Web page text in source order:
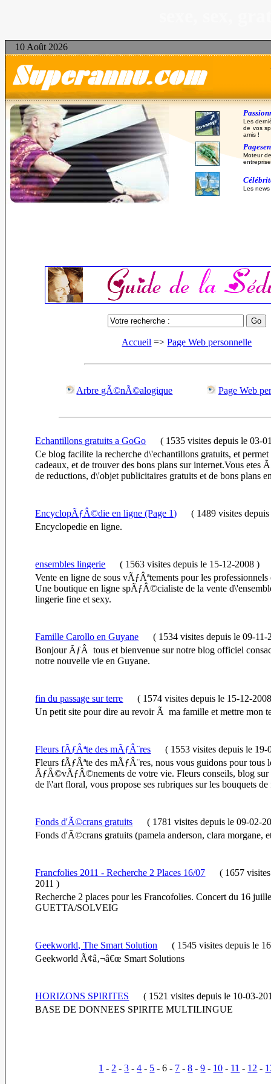
10 Août 2026
Les
de vos
amis !
Moteur
Les
Accueil =>Page Web personnelle
Arbre gÃ©nÃ©alogique Page Web
Echantillons gratuits a GoGo ( 1535 visitesdepuis le 03-
Ce blog facilite la recherche d\'echantillons gratuits, et permet
cadeaux, et de trouver des bons plans sur internet.Vous
de reductions, d\'objet publicitaires gratuits et de bons plans
EncyclopÃƒÂ©die en ligne (Page 1) ( 1489 visites
Encyclopedie en ligne.
ensembles lingerie ( 1563 visitesdepuis le 15-12-2008 )
Vente en ligne de sous vÃƒÂªtements pour les
Une boutique en ligne spÃƒÂ©cialiste de la vente
lingerie fine et sexy.
Famille Carollo en Guyane ( 1534 visitesdepuis le 09-11-
Bonjour ÃƒÂ tous et bienvenue sur notre blog officiel
notre nouvelle vie en Guyane.
fin du passage sur terre ( 1574 visitesdepuis le 15-12-
Un petit site pour dire au revoir Ã ma famille et mettre mon
Fleurs fÃƒÂªte des mÃƒÂ¨res ( 1553 visitesdepuis le 19-
Fleurs fÃƒÂªte des mÃƒÂ¨res, nous vous guidons pour tous
ÃƒÂ©vÃƒÂ©nements de votre vie. Fleurs conseils, blog sur
de l\'art floral, vous propose ses rubriques sur les bouquets de
Fonds d'Ã©crans gratuits ( 1781 visitesdepuis le 09-02-
Fonds d'Ã©crans gratuits (pamela anderson, clara morgane,
Francfolies 2011 - Recherche 2 Places 16/07 ( 1657
2011 )
Recherche 2 places pour les Francofolies. Concert du 16
GUETTA/SOLVEIG
Geekworld, The Smart Solution ( 1545 visitesdepuis le
Geekworld Ã¢â‚¬â€œ Smart Solutions
HORIZONS SPIRITES ( 1521 visitesdepuis le 10-03-
BASE DE DONNEES SPIRITE MULTILINGUE
1 -2 -3 -4 - 5 - 6 - 7 -8 -9 - 10 - 11 - 12 -